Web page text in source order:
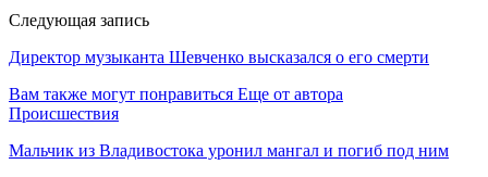
Следующая запись
Директор музыканта Шевченко высказался о его смерти
Вам также могут понравиться Еще от автора
Происшествия
Мальчик из Владивостока уронил мангал и погиб под ним